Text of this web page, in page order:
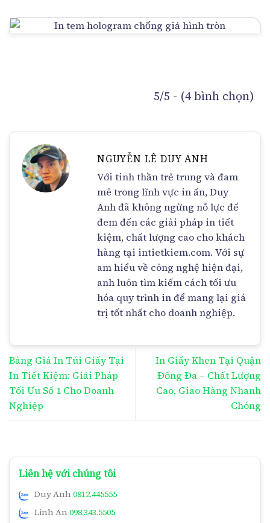
5/5 - (4 bình chọn)
NGUYỄN LÊ DUY ANH
Với tinh thần trẻ trung và đam
mê trong lĩnh vực in ấn, Duy
Anh đã không ngừng nỗ lực để
đem đến các giải pháp in tiết
kiệm, chất lượng cao cho khách
hàng tại intietkiem.com. Với sự
am hiểu về công nghệ hiện đại,
anh luôn tìm kiếm cách tối ưu
hóa quy trình in để mang lại giá
trị tốt nhất cho doanh nghiệp.
Bảng Giá In Túi Giấy Tại
In Tiết Kiệm: Giải Pháp
Tối Ưu Số 1 Cho Doanh
Nghiệp
In Giấy Khen Tại Quận
Đống Đa – Chất Lượng
Cao, Giao Hàng Nhanh
Chóng
Liên hệ với chúng tôi
Duy Anh 0812.445555
Linh An 098.343.5505